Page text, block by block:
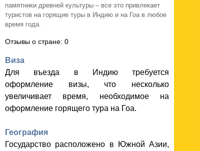
памятники древней культуры – все это привлекает
туристов на горящие туры в Индию и на Гоа в любое
время года.
Отзывы о стране: 0
Виза
Для въезда в Индию требуется
оформление визы, что несколько
увеличивает время, необходимое на
оформление горящего тура на Гоа.
География
Государство расположено в Южной Азии,